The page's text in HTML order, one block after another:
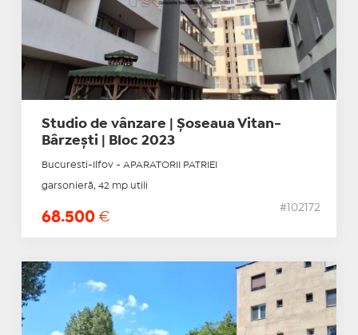
Studio de vânzare | Șoseaua Vitan-
Bârzești | Bloc 2023
Bucuresti-Ilfov - APARATORII PATRIEI
garsonieră, 42 mp utili
68.500 €
#102172